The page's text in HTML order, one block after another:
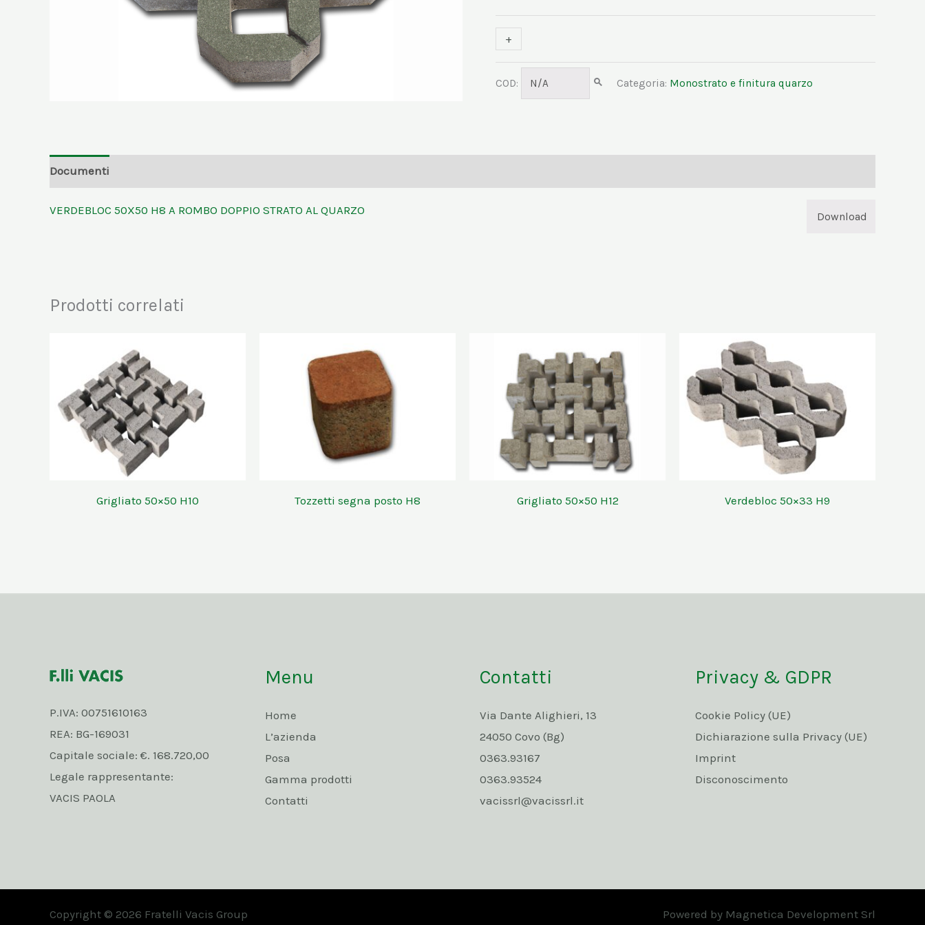
-
+
COD: N/A Categoria: Monostrato e finitura quarzo
Documenti
VERDEBLOC 50X50 H8 A ROMBO DOPPIO STRATO AL QUARZO Download
Prodotti correlati
Grigliato 50×50 H10 Tozzetti segna posto H8 Grigliato 50×50 H12 Verdebloc 50×33 H9
P.IVA: 00751610163
REA: BG-169031
Capitale sociale: €. 168.720,00
Legale rappresentante:
VACIS PAOLA
Menu
Home
L’azienda
Posa
Gamma prodotti
Contatti
Contatti
Via Dante Alighieri, 13
24050 Covo (Bg)
0363.93167
0363.93524
vacissrl@vacissrl.it
Privacy & GDPR
Cookie Policy (UE)
Dichiarazione sulla Privacy (UE)
Imprint
Disconoscimento
Copyright © 2026 Fratelli Vacis Group Powered by Magnetica Development Srl